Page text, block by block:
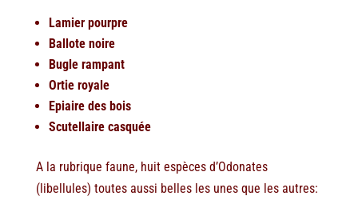
Lamier pourpre
Ballote noire
Bugle rampant
Ortie royale
Epiaire des bois
Scutellaire casquée
A la rubrique faune, huit espèces d’Odonates
(libellules) toutes aussi belles les unes que les autres: